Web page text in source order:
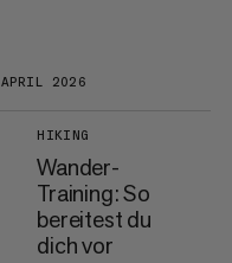
APRIL 2026
HIKING
Wander-
Training: So
bereitest du
dich vor